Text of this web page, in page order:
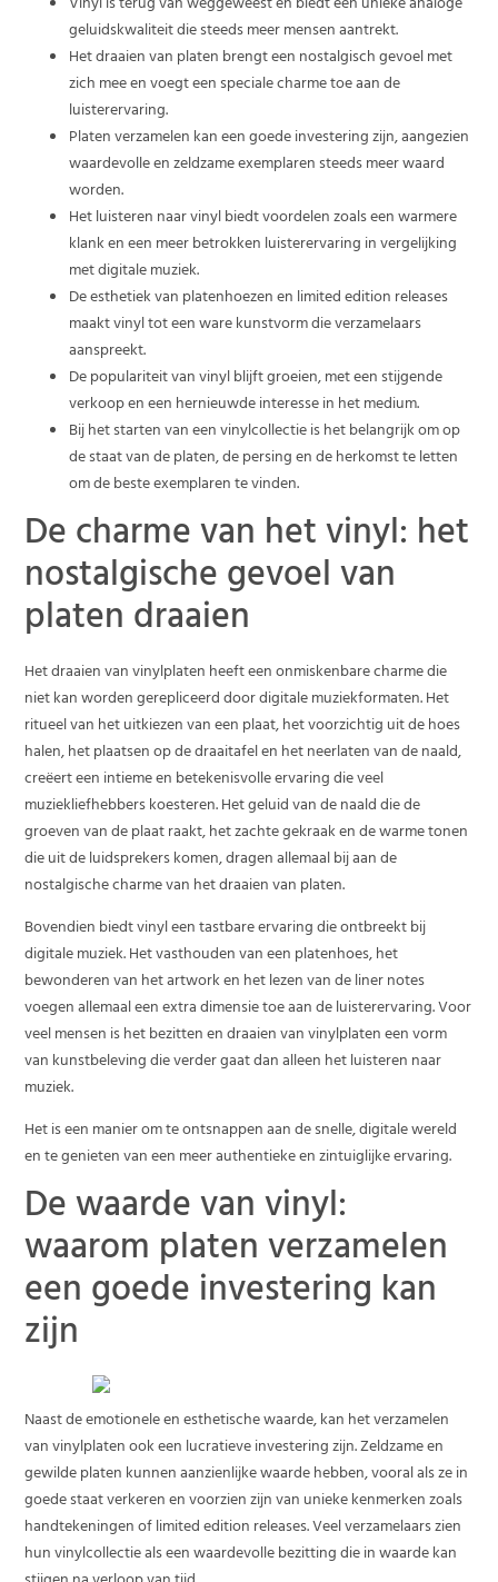
geluidskwaliteit die steeds meer mensen aantrekt.
Het draaien van platen brengt een nostalgisch gevoel met
zich mee en voegt een speciale charme toe aan de
luisterervaring.
Platen verzamelen kan een goede investering zijn, aangezien
waardevolle en zeldzame exemplaren steeds meer waard
worden.
Het luisteren naar vinyl biedt voordelen zoals een warmere
klank en een meer betrokken luisterervaring in vergelijking
met digitale muziek.
De esthetiek van platenhoezen en limited edition releases
maakt vinyl tot een ware kunstvorm die verzamelaars
aanspreekt.
De populariteit van vinyl blijft groeien, met een stijgende
verkoop en een hernieuwde interesse in het medium.
Bij het starten van een vinylcollectie is het belangrijk om op
de staat van de platen, de persing en de herkomst te letten
om de beste exemplaren te vinden.
De charme van het vinyl: het
nostalgische gevoel van
platen draaien
Het draaien van vinylplaten heeft een onmiskenbare charme die
niet kan worden gerepliceerd door digitale muziekformaten. Het
ritueel van het uitkiezen van een plaat, het voorzichtig uit de hoes
halen, het plaatsen op de draaitafel en het neerlaten van de naald,
creëert een intieme en betekenisvolle ervaring die veel
muziekliefhebbers koesteren. Het geluid van de naald die de
groeven van de plaat raakt, het zachte gekraak en de warme tonen
die uit de luidsprekers komen, dragen allemaal bij aan de
nostalgische charme van het draaien van platen.
Bovendien biedt vinyl een tastbare ervaring die ontbreekt bij
digitale muziek. Het vasthouden van een platenhoes, het
bewonderen van het artwork en het lezen van de liner notes
voegen allemaal een extra dimensie toe aan de luisterervaring. Voor
veel mensen is het bezitten en draaien van vinylplaten een vorm
van kunstbeleving die verder gaat dan alleen het luisteren naar
muziek.
Het is een manier om te ontsnappen aan de snelle, digitale wereld
en te genieten van een meer authentieke en zintuiglijke ervaring.
De waarde van vinyl:
waarom platen verzamelen
een goede investering kan
zijn
Naast de emotionele en esthetische waarde, kan het verzamelen
van vinylplaten ook een lucratieve investering zijn. Zeldzame en
gewilde platen kunnen aanzienlijke waarde hebben, vooral als ze in
goede staat verkeren en voorzien zijn van unieke kenmerken zoals
handtekeningen of limited edition releases. Veel verzamelaars zien
hun vinylcollectie als een waardevolle bezitting die in waarde kan